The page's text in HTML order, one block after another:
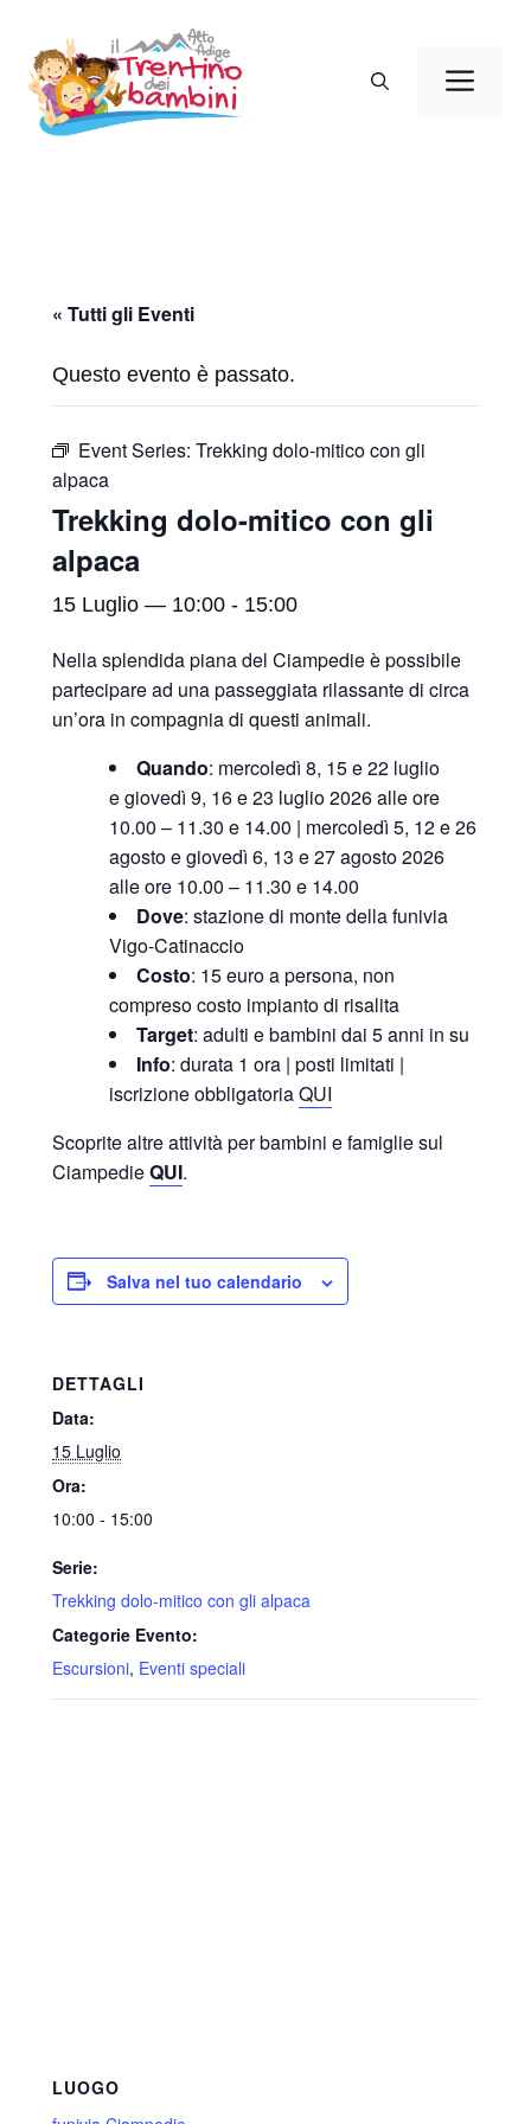
contenuto
« Tutti gli Eventi
Questo evento è passato.
Event Series: Trekking dolo-mitico con gli
alpaca
Trekking dolo-mitico con gli
alpaca
15 Luglio — 10:00 - 15:00
Nella splendida piana del Ciampedie è possibile
partecipare ad una passeggiata rilassante di circa
un’ora in compagnia di questi animali.
Quando: mercoledì 8, 15 e 22 luglio
e giovedì 9, 16 e 23 luglio 2026 alle ore
10.00 – 11.30 e 14.00 | mercoledì 5, 12 e 26
agosto e giovedì 6, 13 e 27 agosto 2026
alle ore 10.00 – 11.30 e 14.00
Dove: stazione di monte della funivia
Vigo-Catinaccio
Costo: 15 euro a persona, non
compreso costo impianto di risalita
Target: adulti e bambini dai 5 anni in su
Info: durata 1 ora | posti limitati |
iscrizione obbligatoriaQUI
Scoprite altre attività per bambini e famiglie sul
CiampedieQUI.
Salva nel tuo calendario
DETTAGLI
Data:
15 Luglio
Ora:
10:00 - 15:00
Serie:
Trekking dolo-mitico con gli alpaca
Categorie Evento:
Escursioni, Eventi speciali
LUOGO